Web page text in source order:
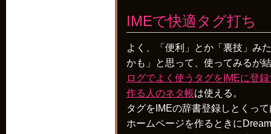
IMEで快適タグ打ち
よく、「便利」とか「裏技」み
かも」と思って、使ってみるが
ログでよく使うタグをIMEに登
作る人のネタ帳は使える。
タグをIMEの辞書登録しとくっ
ホームページを作るときに